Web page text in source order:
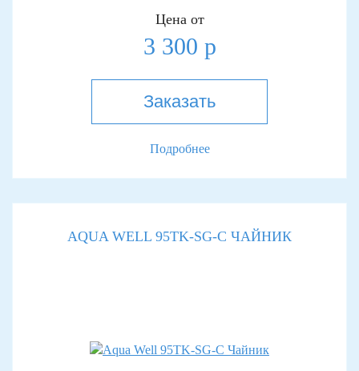
Цена от
3 300 р
Заказать
Подробнее
AQUA WELL 95TK-SG-С ЧАЙНИК